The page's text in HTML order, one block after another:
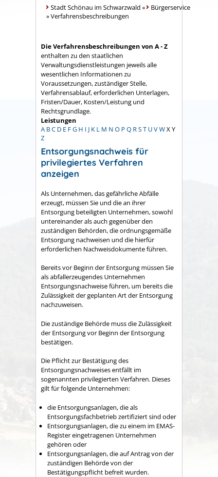
Stadt Schönau im Schwarzwald »
Bürgerservice
»Verfahrensbeschreibungen
Die Verfahrensbeschreibungen von A - Z
enthalten zu den staatlichen
Verwaltungsdienstleistungen jeweils alle
wesentlichen Informationen zu
Voraussetzungen, zuständiger Stelle,
Verfahrensablauf, erforderlichen Unterlagen,
Fristen/Dauer, Kosten/Leistung und
Rechtsgrundlage.
Leistungen
A BC D E FG H I J K L M N O P Q RST UVWX Y
Z
Entsorgungsnachweis für
privilegiertes Verfahren
anzeigen
Als Unternehmen, das gefährliche Abfälle
erzeugt, müssen Sie und die an ihrer
Entsorgung beteiligten Unternehmen, sowohl
untereinander als auch gegenüber den
zuständigen Behörden, die ordnungsgemäße
Entsorgung nachweisen und die hierfür
erforderlichen Nachweisdokumente führen.
Bereits vor Beginn der Entsorgung müssen Sie
als abfallerzeugendes Unternehmen
Entsorgungsnachweise führen, um bereits die
Zulässigkeit der geplanten Art der Entsorgung
nachzuweisen.
Die zuständige Behörde muss die Zulässigkeit
der Entsorgung vor Beginn der Entsorgung
bestätigen.
Die Pflicht zur Bestätigung des
Entsorgungsnachweises entfällt im
sogenannten privilegierten Verfahren. Dieses
gilt für folgende Unternehmen:
die Entsorgungsanlagen, die als
Entsorgungsfachbetrieb zertifiziert sind oder
Entsorgungsanlagen, die zu einem im EMAS-
Register eingetragenen Unternehmen
gehören oder
Entsorgungsanlagen, die auf Antrag von der
zuständigen Behörde von der
Bestätigungspflicht befreit wurden.